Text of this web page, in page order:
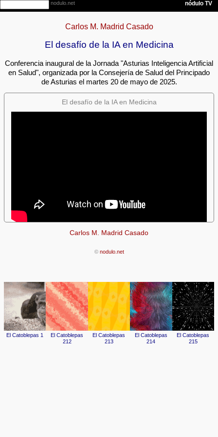
Carlos M. Madrid Casado
El desafío de la IA en Medicina
Conferencia inaugural de la Jornada "Asturias Inteligencia Artificial
en Salud", organizada por la Consejería de Salud del Principado
de Asturias el martes 20 de mayo de 2025.
El desafío de la IA en Medicina
Carlos M. Madrid Casado
© nodulo.net